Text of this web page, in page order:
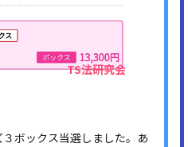
ボックス当選しました。あ